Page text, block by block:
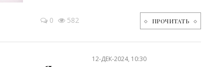
0 582 ПРОЧИТАТЬ
12-ДЕК-2024, 10:30